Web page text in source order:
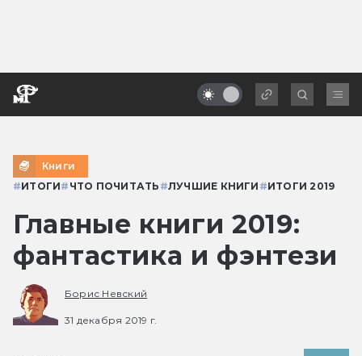
Книги
#ИТОГИ# ЧТО ПОЧИТАТЬ #ЛУЧШИЕ КНИГИ #ИТОГИ 2019
Главные книги 2019:
фантастика и фэнтези
Борис Невский
31 декабря 2019 г.